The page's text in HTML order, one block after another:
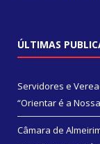
ÚLTIMAS
Servidores e
“Orientar é a
Câmara de